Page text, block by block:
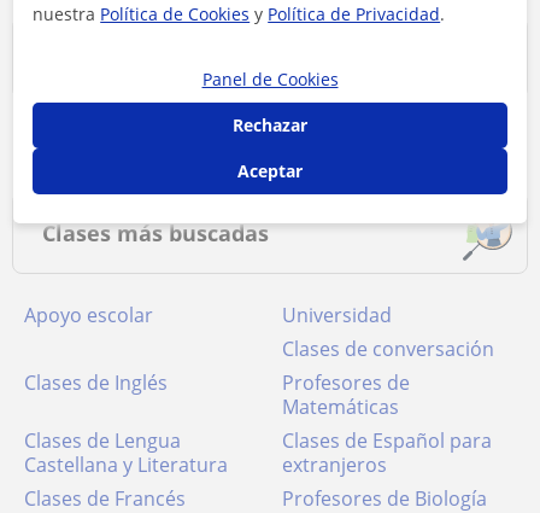
Clases en Mijares
Clases más buscadas
Apoyo escolar
Universidad
Clases de conversación
Clases de Inglés
Profesores de
Matemáticas
Clases de Lengua
Castellana y Literatura
Clases de Español para
extranjeros
Clases de Francés
Profesores de Biología
nuestra Política de Cookies y Política de Privacidad.
Panel de Cookies
Rechazar
Aceptar